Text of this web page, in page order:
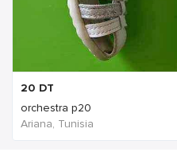
20 DT
orchestra p20
Ariana, Tunisia